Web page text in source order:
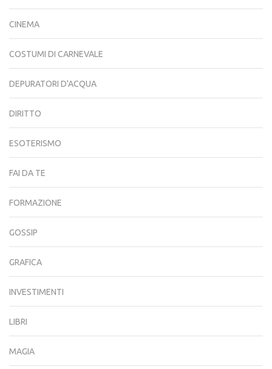
CINEMA
COSTUMI DI CARNEVALE
DEPURATORI D'ACQUA
DIRITTO
ESOTERISMO
FAI DA TE
FORMAZIONE
GOSSIP
GRAFICA
INVESTIMENTI
LIBRI
MAGIA